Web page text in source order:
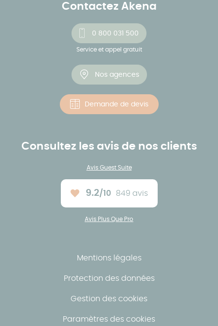
Contactez Akena
0 800 031 500
Service et appel gratuit
Nos agences
Demande de devis
Consultez les avis de nos clients
Avis Guest Suite
Note moyenne :
9.2/10 849 avis
Avis Plus Que Pro
Mentions légales
Protection des données
Gestion des cookies
Paramètres des cookies